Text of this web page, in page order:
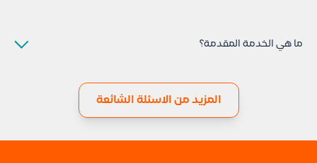
شامل يبين أوجه الفشل والضعف وكيفية علاجها والتكلفة التقريبية
ما هي الخدمة المقدمة؟
فحصاً دقيقا لكي تزود متلقي الخدمة بتقرير شامل عن كافة المشاكل
الحالية والمتوقعة خلال فتره قادمه محددة وكيفية علاج المشاكل
والتكاليف التقديرية لهذه الإصلاحات, كما تقدم تقرير يبين الحالة العاملة
المزيد من الاسئلة الشائعة